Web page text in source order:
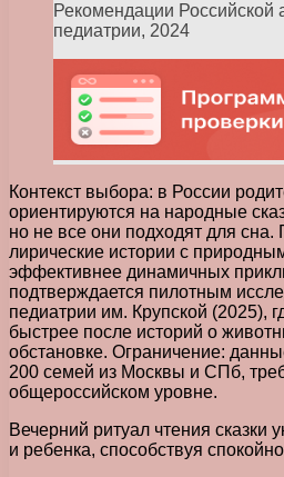
Рекомендации Российской
педиатрии, 2024
Контекст выбора: в России
ориентируются на народные
но не все они подходят для сна.
лирические истории с
эффективнее динамичных
подтверждается пилотным
педиатрии им. Крупской (2025),
быстрее после историй о
обстановке. Ограничение:
200 семей из Москвы и СПб,
общероссийском уровне.
Вечерний ритуал чтения сказки
и ребенка, способствуя